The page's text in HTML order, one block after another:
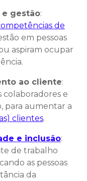
gestão:
de
em pessoas
aspiram ocupar
ao cliente:
colaboradores e
para aumentar a
clientes.
e inclusão:
de trabalho
as pessoas
da